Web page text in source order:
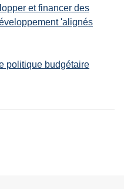
et financer des
'alignés
politique budgétaire